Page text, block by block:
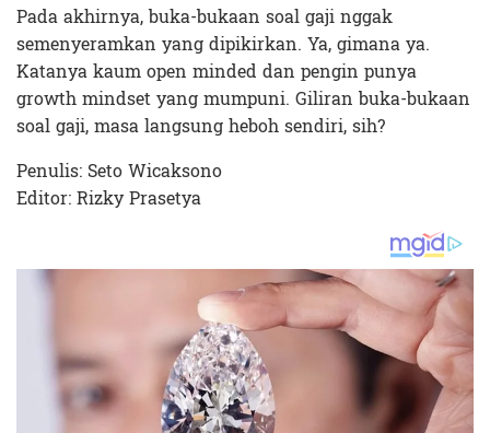
Pada akhirnya, buka-bukaan soal gaji nggak
semenyeramkan yang dipikirkan. Ya, gimana ya.
Katanya kaum open minded dan pengin punya
growth mindset yang mumpuni. Giliran buka-bukaan
soal gaji, masa langsung heboh sendiri, sih?
Penulis: Seto Wicaksono
Editor: Rizky Prasetya